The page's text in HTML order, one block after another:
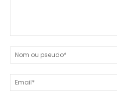
nous
tout
!
On
vous